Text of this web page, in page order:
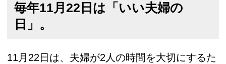
毎年11月22日は「いい夫婦の
日」。
11月22日は、夫婦が2人の時間を大切にするた